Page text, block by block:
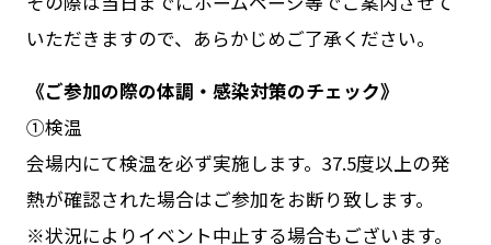
いただきますので、あらかじめご了承ください。
《ご参加の際の体調・感染対策のチェック》
①検温
会場内にて検温を必ず実施します。37.5度以上の発
熱が確認された場合はご参加をお断り致します。
※状況によりイベント中止する場合もございます。